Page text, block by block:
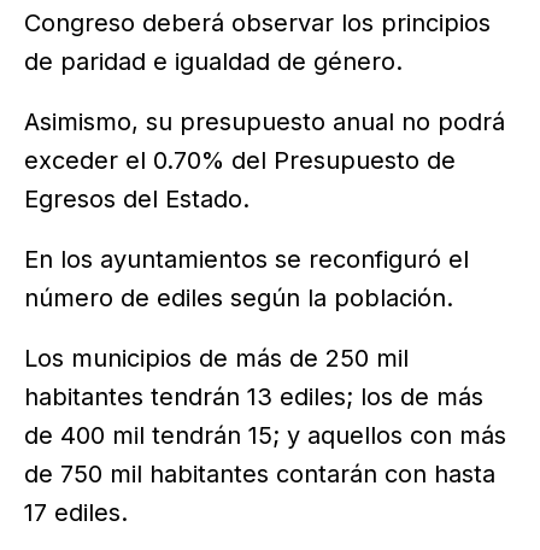
Congreso deberá observar los principios
de paridad e igualdad de género.
Asimismo, su presupuesto anual no podrá
exceder el 0.70% del Presupuesto de
Egresos del Estado.
En los ayuntamientos se reconfiguró el
número de ediles según la población.
Los municipios de más de 250 mil
habitantes tendrán 13 ediles; los de más
de 400 mil tendrán 15; y aquellos con más
de 750 mil habitantes contarán con hasta
17 ediles.